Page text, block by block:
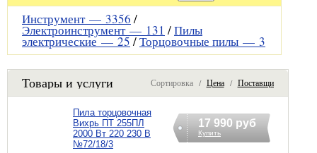
Инструмент — 3356 /
Электроинструмент — 131 /Пилы
электрические —25/Торцовочные пилы — 3
Товары и услуги Сортировка / Цена/ Поставщик
Пила торцовочная
Вихрь ПТ 255ПЛ
2000 Вт 220 230 В
№72/18/3
17 990 руб
Купить